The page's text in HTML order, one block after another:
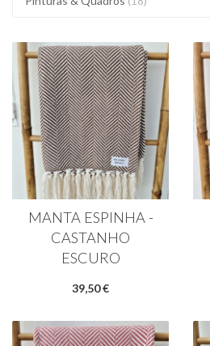
MANTA ESPINHA -
CASTANHO
ESCURO
39,50 €